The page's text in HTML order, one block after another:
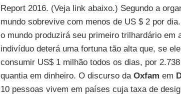
Report 2016. (Veja link abaixo.) Segundo a
mundo sobrevive com menos de US $ 2 por
o mundo produzirá seu primeiro trilhardário em
indivíduo deterá uma fortuna tão alta que, se
consumir US$ 1 milhão todos os dias, por
quantia em dinheiro. O discurso da Oxfam em
10 pessoas vivem em países cuja taxa de